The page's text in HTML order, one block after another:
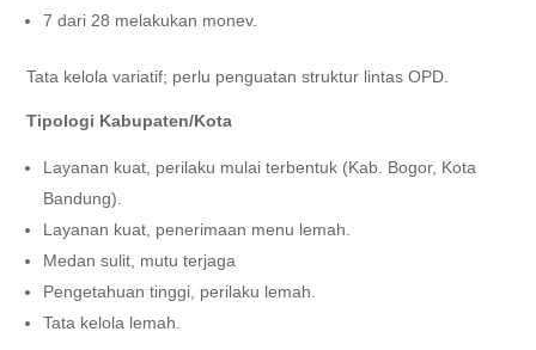
7 dari 28 melakukan monev.
Tata kelola variatif; perlu penguatan struktur lintas OPD.
Tipologi Kabupaten/Kota
Layanan kuat, perilaku mulai terbentuk (Kab. Bogor, Kota
Bandung).
Layanan kuat, penerimaan menu lemah.
Medan sulit, mutu terjaga
Pengetahuan tinggi, perilaku lemah.
Tata kelola lemah.